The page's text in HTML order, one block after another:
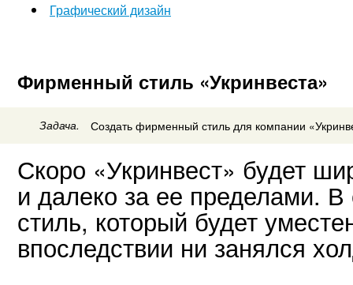
Графический дизайн
Фирменный стиль «Укринвеста»
Задача. Создать фирменный стиль для компании
Скоро «Укринвест» будет
и далеко за ее пределами. В
стиль, который будет
впоследствии ни занялся